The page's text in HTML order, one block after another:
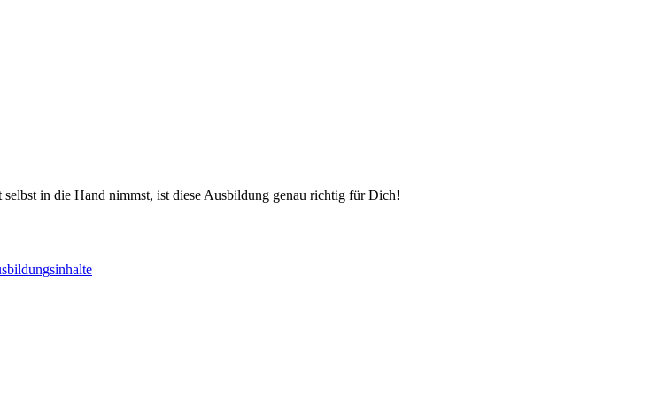
in die Hand nimmst, ist diese Ausbildung genau richtig für Dich!